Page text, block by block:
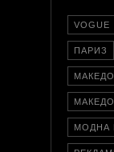
VOGUE
ПАРИЗ
МОДНА